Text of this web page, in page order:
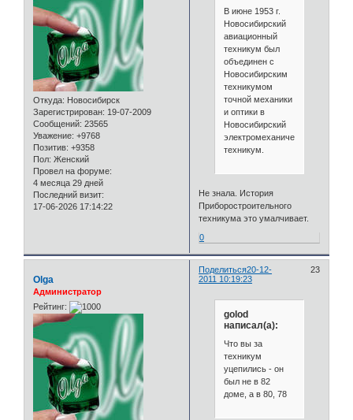
Откуда: Новосибирск
Зарегистрирован: 19-07-2009
Сообщений: 23565
Уважение: +9768
Позитив: +9358
Пол: Женский
Провел на форуме:
4 месяца 29 дней
Последний визит:
17-06-2026 17:14:22
В июне 1953 г.
Новосибирский
авиационный
техникум был
объединен с
Новосибирским
техникумом
точной механики
и оптики в
Новосибирский
электромеханический
техникум.
Не знала. История
Приборостроительного
техникума это умалчивает.
0
Поделиться 23
20-12-
2011 10:19:23
Olga
Администратор
Рейтинг:
golod
написал(а):
Что вы за
техникум
уцепились - он
был не в 82
доме, а в 80, 78